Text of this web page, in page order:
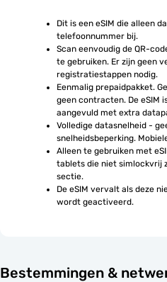
Dit is een eSIM die alleen
telefoonnummer bij.
Scan eenvoudig de QR-
te gebruiken. Er zijn geen
registratiestappen nodig.
Eenmalig prepaidpakket.
geen contracten. De eSIM
aangevuld met extra
Volledige datasnelheid -
snelheidsbeperking.
Alleen te gebruiken met
tablets die niet simlockvrij
sectie.
De eSIM vervalt als deze
wordt geactiveerd.
Bestemmingen &